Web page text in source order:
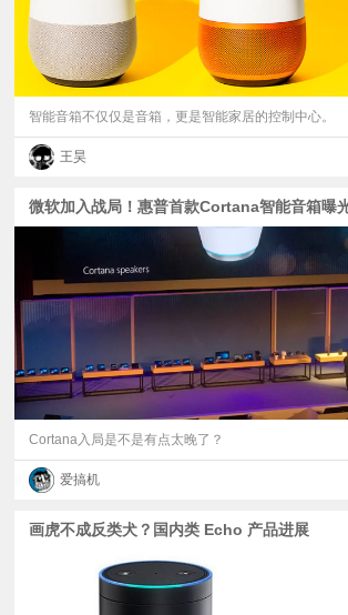
智能音箱不仅仅是音箱，更是智能家居的控制中心。
王昊
微软加入战局！惠普首款Cortana智能音箱曝
Cortana入局是不是有点太晚了？
爱搞机
画虎不成反类犬？国内类 Echo 产品进展